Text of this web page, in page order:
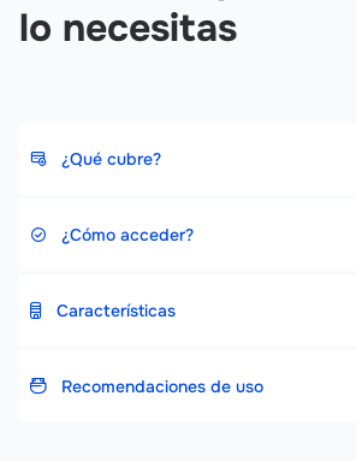
lo necesitas
¿Qué cubre?
¿Cómo acceder?
Características
Recomendaciones de uso